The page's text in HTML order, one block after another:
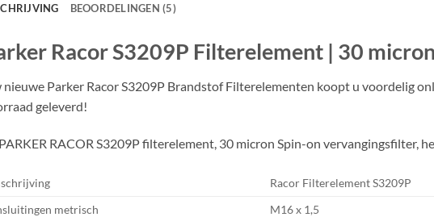
BEOORDELINGEN (5)
Racor S3209P Filterelement | 30 micron
nieuwe Parker Racor S3209P Brandstof Filterelementen koopt u voordelig
geleverd!
PARKER RACOR S3209P filterelement, 30 micron Spin-on vervangingsfilter,
Racor Filterelement S3209P
metrisch
M16 x 1,5